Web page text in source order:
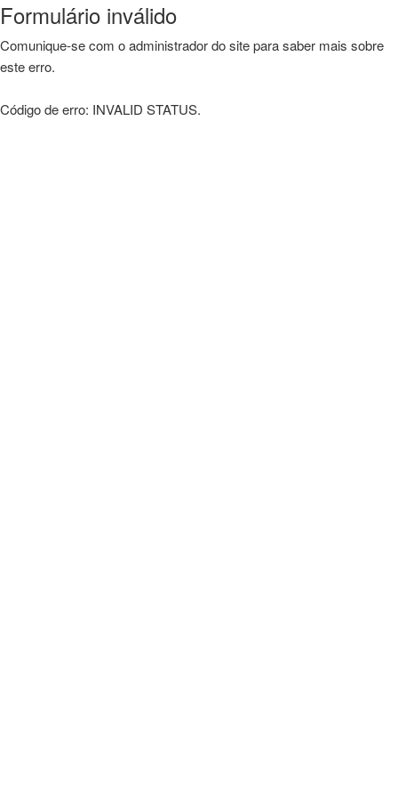
Formulário inválido
Comunique-se com o administrador do site para saber mais sobre
este erro.
Código de erro: INVALID STATUS.